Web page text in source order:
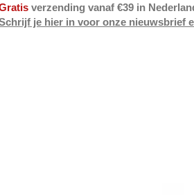
verzending vanaf €39 in
je hier in voor onze nieuwsbrief